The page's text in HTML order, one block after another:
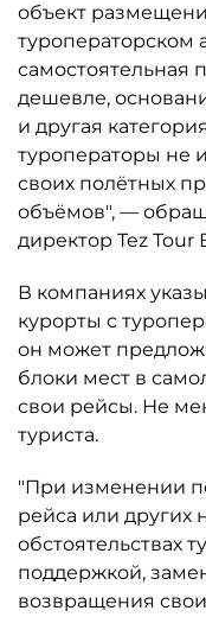
объект
туроператорском
самостоятельная
дешевле,
и другая
туроператоры не
своих полётных
объёмов", —
директор Tez
В компаниях
курорты с
он может
блоки мест в
свои рейсы. Не
туриста.
"При изменении
рейса или других
обстоятельствах
поддержкой,
возвращения